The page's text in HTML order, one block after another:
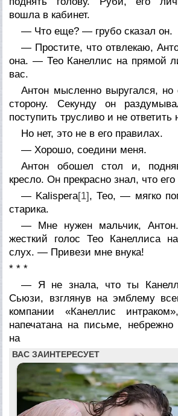
вошла в кабинет.
— Что еще? — грубо сказал он.
— Простите, что отвлекаю,
она. — Тео Канеллис на прямой
вас.
Антон мысленно выругался, но
сторону. Секунду он
поступить трусливо и не ответить
Но нет, это не в его правилах.
— Хорошо, соедини меня.
Антон обошел стол и,
кресло. Он прекрасно знал, что его
— Kalispera[1], Тео, — мягко
старика.
— Мне нужен мальчик,
жесткий голос Тео Канеллиса
слух. — Привези мне внука!
* * *
— Я не знала, что ты
Сьюзи, взглянув на эмблему
компании «Канеллис
напечатана на письме,
на